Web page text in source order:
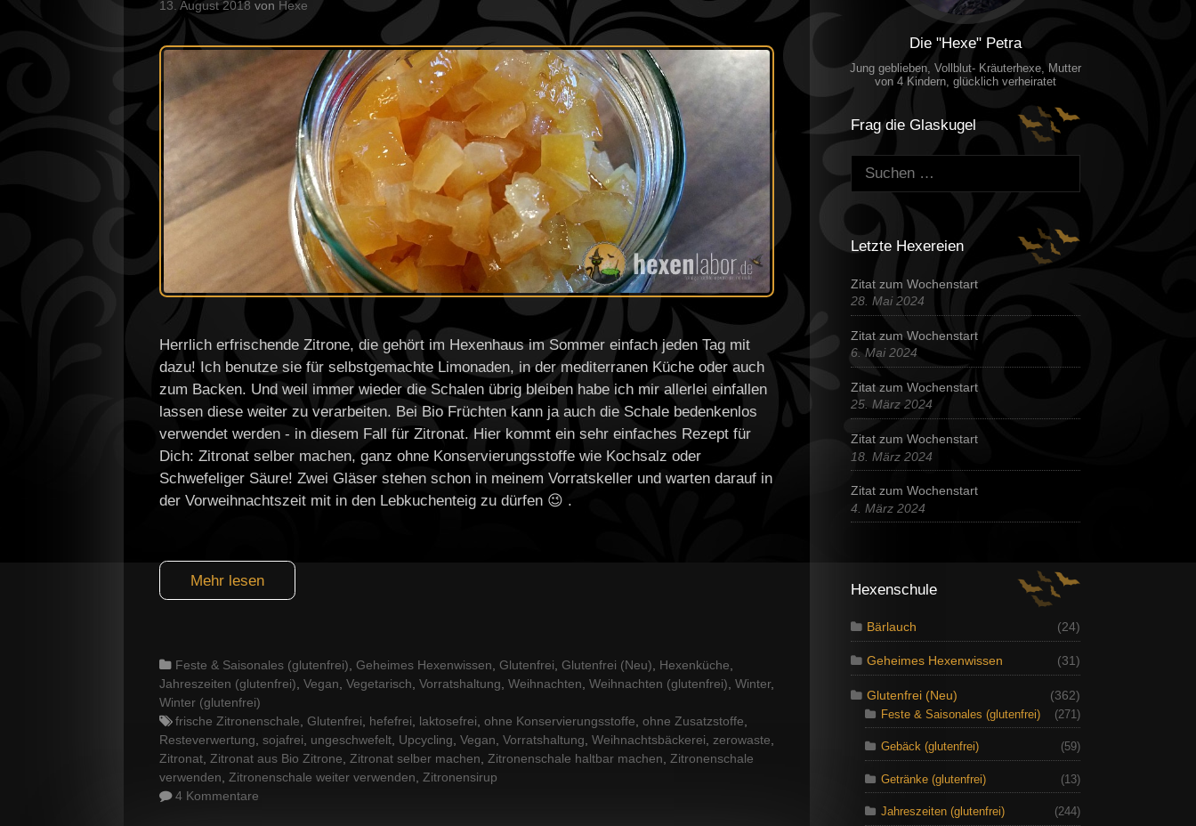
13. August 2018 von Hexe
Herrlich erfrischende Zitrone, die gehört im Hexenhaus im Sommer einfach jeden Tag mit
dazu! Ich benutze sie für selbstgemachte Limonaden, in der mediterranen Küche oder auch
zum Backen. Und weil immer wieder die Schalen übrig bleiben habe ich mir allerlei einfallen
lassen diese weiter zu verarbeiten. Bei Bio Früchten kann ja auch die Schale bedenkenlos
verwendet werden - in diesem Fall für Zitronat. Hier kommt ein sehr einfaches Rezept für
Dich: Zitronat selber machen, ganz ohne Konservierungsstoffe wie Kochsalz oder
Schwefeliger Säure! Zwei Gläser stehen schon in meinem Vorratskeller und warten darauf in
der Vorweihnachtszeit mit in den Lebkuchenteig zu dürfen 😉 .
Mehr lesen
Categories
Feste & Saisonales (glutenfrei) Geheimes Hexenwissen Glutenfrei Glutenfrei (Neu) Hexenküche
Jahreszeiten (glutenfrei) Vegan Vegetarisch Vorratshaltung Weihnachten Weihnachten (glutenfrei) Winter,
Winter (glutenfrei)
Tags
frische Zitronenschale Glutenfrei hefefrei laktosefrei ohne Konservierungsstoffe ohne Zusatzstoffe
Resteverwertung sojafrei ungeschwefelt Upcycling Vegan Vorratshaltung Weihnachtsbäckerei zerowaste
Zitronat Zitronat aus Bio Zitrone Zitronat selber machen Zitronenschale haltbar machen
Zitronenschale
verwenden
Zitronenschale weiter verwenden
Zitronensirup
4 Kommentare
Die "Hexe" Petra
Jung geblieben, Vollblut- Kräuterhexe, Mutter
von 4 Kindern, glücklich verheiratet
Frag die Glaskugel
Suchen:
Letzte Hexereien
Zitat zum Wochenstart
28. Mai 2024
Zitat zum Wochenstart
6. Mai 2024
Zitat zum Wochenstart
25. März 2024
Zitat zum Wochenstart
18. März 2024
Zitat zum Wochenstart
4. März 2024
Hexenschule
Bärlauch (24)
Geheimes Hexenwissen (31)
Glutenfrei (Neu)
(362)
Feste & Saisonales (glutenfrei)
(271)
Gebäck (glutenfrei) (59)
Getränke (glutenfrei) (13)
Jahreszeiten (glutenfrei) (244)